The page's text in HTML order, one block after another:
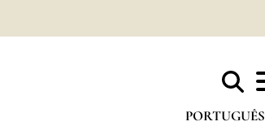
PORTUGUÊS